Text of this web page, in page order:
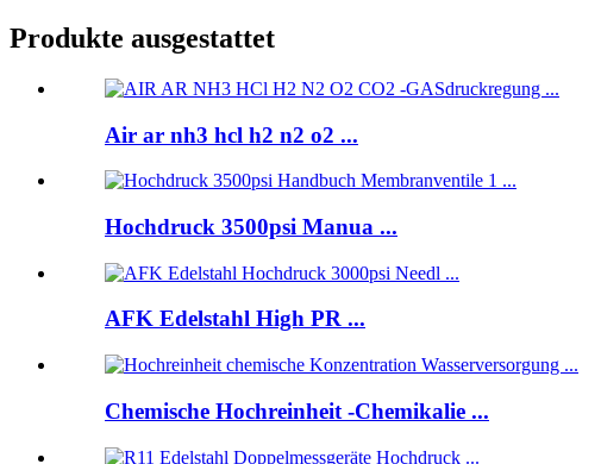
Produkte ausgestattet
Air ar nh3 hcl h2 n2 o2 ...
Hochdruck 3500psi Manua ...
AFK Edelstahl High PR ...
Chemische Hochreinheit -Chemikalie ...